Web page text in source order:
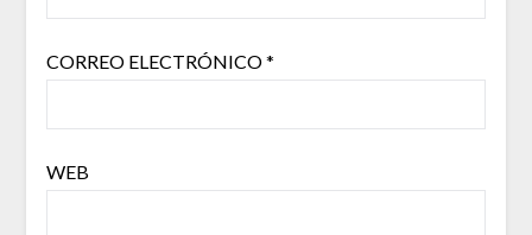
CORREO ELECTRÓNICO*
WEB